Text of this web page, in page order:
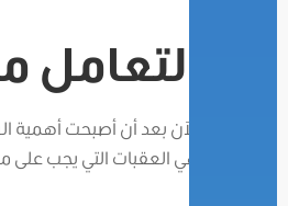
الآن بعد أن أصبحت
هي العقبات التي يجب